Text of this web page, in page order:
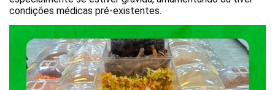
condições médicas pré-existentes.